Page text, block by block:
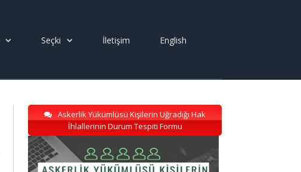
Seçki İletişim English
Askerlik Yükümlüsü Kişilerin Uğradığı Hak
İhlallerinin Durum Tespiti Formu